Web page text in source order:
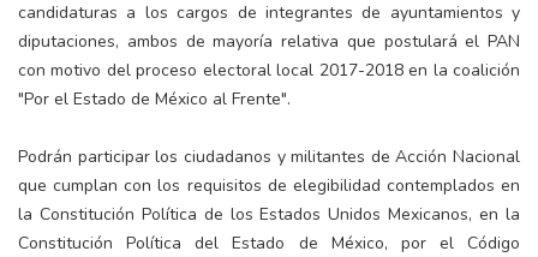
candidaturas a los cargos de integrantes de ayuntamientos y
diputaciones, ambos de mayoría relativa que postulará el PAN
con motivo del proceso electoral local 2017-2018 en la coalición
"Por el Estado de México al Frente".
Podrán participar los ciudadanos y militantes de Acción Nacional
que cumplan con los requisitos de elegibilidad contemplados en
la Constitución Política de los Estados Unidos Mexicanos, en la
Constitución Política del Estado de México, por el Código